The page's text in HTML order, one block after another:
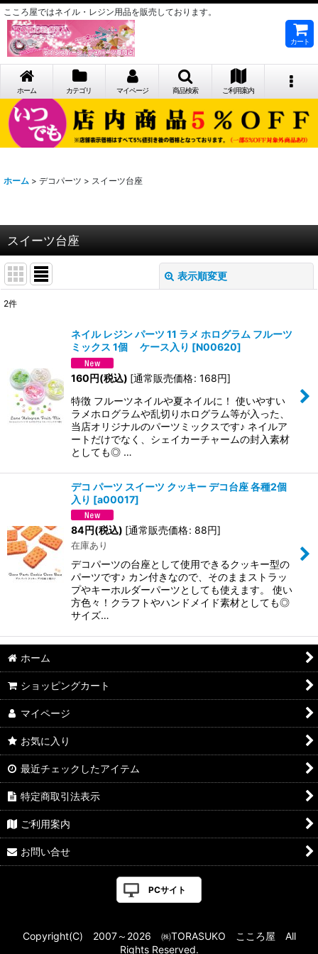
こころ屋ではネイル・レジン用品を販売しております。
カート
ホーム カテゴリ マイページ 商品検索 ご利用案内
ホーム > デコパーツ > スイーツ台座
スイーツ台座
表示順変更
2件
ネイル レジン パーツ 11 ラメ ホログラム フルーツ
ミックス 1個 ケース入り [N00620]
160円(税込) [通常販売価格: 168円]
特徴 フルーツネイルや夏ネイルに！ 使いやすい
ラメホログラムや乱切りホログラム等が入った、
当店オリジナルのパーツミックスです♪ ネイルア
ートだけでなく、シェイカーチャームの封入素材
としても◎ …
デコ パーツ スイーツ クッキー デコ台座 各種2個
入り [a00017]
84円(税込) [通常販売価格: 88円]
在庫あり
デコパーツの台座として使用できるクッキー型の
パーツです♪ カン付きなので、そのままストラッ
プやキーホルダーパーツとしても使えます。 使い
方色々！クラフトやハンドメイド素材としても◎
サイズ…
ホーム
ショッピングカート
マイページ
お気に入り
最近チェックしたアイテム
特定商取引法表示
ご利用案内
お問い合せ
PCサイト
Copyright(C) 2007～2026 ㈱TORASUKO こころ屋 All
Rights Reserved.